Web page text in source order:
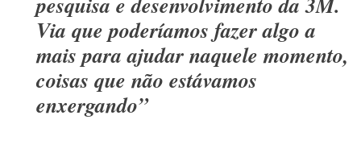
Via que poderíamos fazer algo a
mais para ajudar naquele momento,
coisas que não estávamos
enxergando”